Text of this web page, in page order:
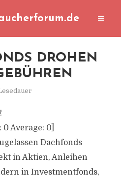
DROHEN
0 Average: 0]
Dachfonds
in Aktien, Anleihen
in Investmentfonds,